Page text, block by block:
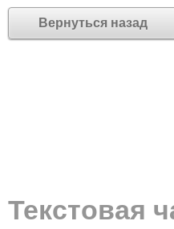
Вернуться назад
Текстовая